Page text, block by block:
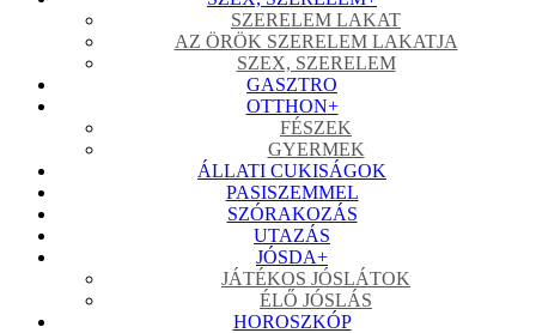
SZERELEM LAKAT
AZ ÖRÖK SZERELEM LAKATJA
SZEX, SZERELEM
GASZTRO
OTTHON+
FÉSZEK
GYERMEK
ÁLLATI CUKISÁGOK
PASISZEMMEL
SZÓRAKOZÁS
UTAZÁS
JÓSDA+
JÁTÉKOS JÓSLÁTOK
ÉLŐ JÓSLÁS
HOROSZKÓP